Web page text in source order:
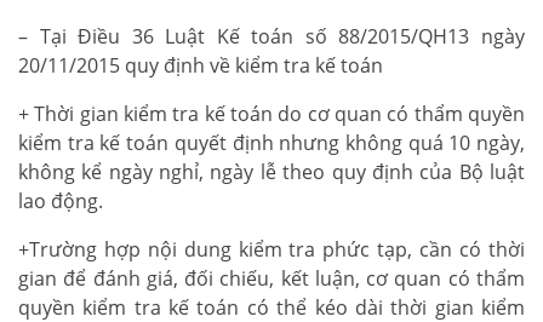
– Tại Điều 36 Luật Kế toán số 88/2015/QH13 ngày
20/11/2015 quy định về kiểm tra kế toán
+ Thời gian kiểm tra kế toán do cơ quan có thẩm quyền
kiểm tra kế toán quyết định nhưng không quá 10 ngày,
không kể ngày nghỉ, ngày lễ theo quy định của Bộ luật
lao động.
+Trường hợp nội dung kiểm tra phức tạp, cần có thời
gian để đánh giá, đối chiếu, kết luận, cơ quan có thẩm
quyền kiểm tra kế toán có thể kéo dài thời gian kiểm